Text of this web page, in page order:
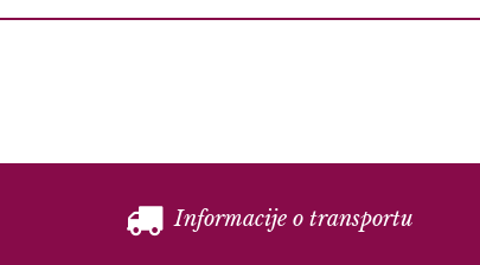
Informacije o transportu